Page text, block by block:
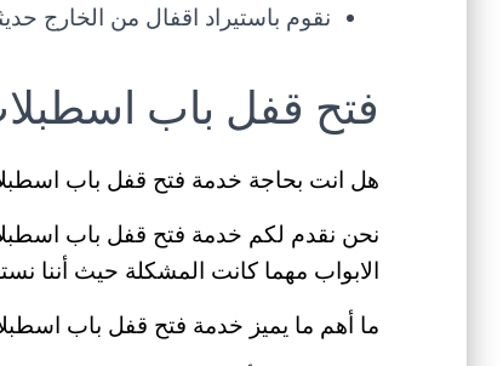
نقوم باستيراد اقفال من الخارج
فتح قفل باب
هل انت بحاجة خدمة فتح قفل باب
نحن نقدم لكم خدمة فتح قفل باب
الابواب مهما كانت المشكلة حيث أننا
ما أهم ما يميز خدمة فتح قفل باب